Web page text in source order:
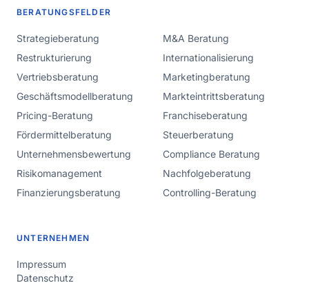
BERATUNGSFELDER
Strategieberatung
M&A Beratung
Restrukturierung
Internationalisierung
Vertriebsberatung
Marketingberatung
Geschäftsmodellberatung
Markteintrittsberatung
Pricing-Beratung
Franchiseberatung
Fördermittelberatung
Steuerberatung
Unternehmensbewertung
Compliance Beratung
Risikomanagement
Nachfolgeberatung
Finanzierungsberatung
Controlling-Beratung
UNTERNEHMEN
Impressum
Datenschutz